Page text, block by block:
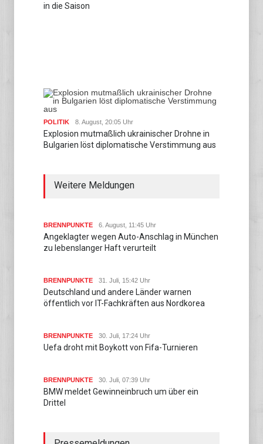
in die Saison
POLITIK 8. August, 20:05 Uhr
Explosion mutmaßlich ukrainischer Drohne in
Bulgarien löst diplomatische Verstimmung aus
Weitere Meldungen
BRENNPUNKTE 6. August, 11:45 Uhr
Angeklagter wegen Auto-Anschlag in München
zu lebenslanger Haft verurteilt
BRENNPUNKTE 31. Juli, 15:42 Uhr
Deutschland und andere Länder warnen
öffentlich vor IT-Fachkräften aus Nordkorea
BRENNPUNKTE 30. Juli, 17:24 Uhr
Uefa droht mit Boykott von Fifa-Turnieren
BRENNPUNKTE 30. Juli, 07:39 Uhr
BMW meldet Gewinneinbruch um über ein
Drittel